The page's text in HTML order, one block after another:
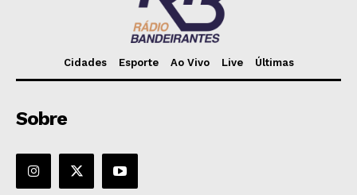
Cidades Esporte Ao Vivo Live Últimas
Sobre